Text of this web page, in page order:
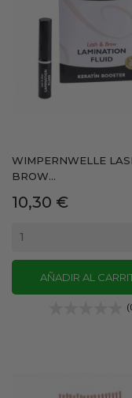
WIMPERNWELLE
BROW...
Precio
10,30 €
AÑADIR AL